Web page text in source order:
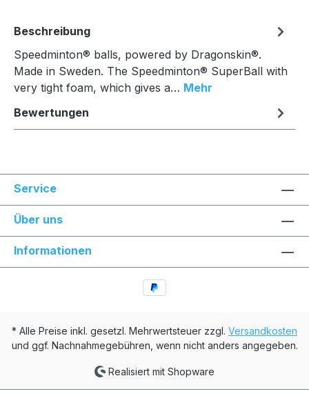
Beschreibung
Speedminton® balls, powered by Dragonskin®.
Made in Sweden. The Speedminton® SuperBall with
very tight foam, which gives a… Mehr
Bewertungen
Service
Über uns
Informationen
* Alle Preise inkl. gesetzl. Mehrwertsteuer zzgl. Versandkosten
und ggf. Nachnahmegebühren, wenn nicht anders angegeben.
Realisiert mit Shopware